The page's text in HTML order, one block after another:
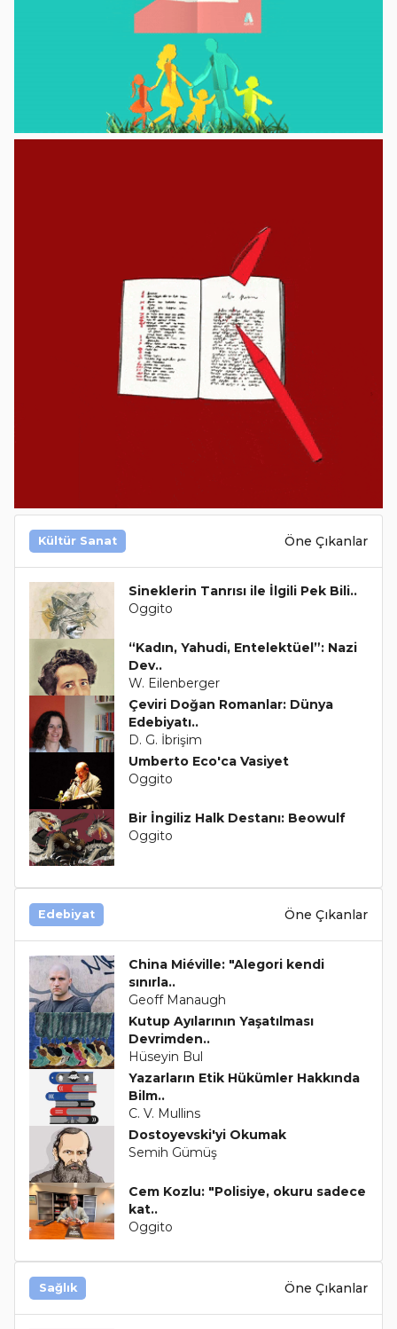
Kültür Sanat Öne Çıkanlar
Sineklerin Tanrısı ile İlgili Pek Bili..
Oggito
“Kadın, Yahudi, Entelektüel”: Nazi
Dev..
W. Eilenberger
Çeviri Doğan Romanlar: Dünya
Edebiyatı..
D. G. İbrişim
Umberto Eco'ca Vasiyet
Oggito
Bir İngiliz Halk Destanı: Beowulf
Oggito
Edebiyat Öne Çıkanlar
China Miéville: "Alegori kendi
sınırla..
Geoff Manaugh
Kutup Ayılarının Yaşatılması
Devrimden..
Hüseyin Bul
Yazarların Etik Hükümler Hakkında
Bilm..
C. V. Mullins
Dostoyevski'yi Okumak
Semih Gümüş
Cem Kozlu: "Polisiye, okuru sadece
kat..
Oggito
Sağlık Öne Çıkanlar